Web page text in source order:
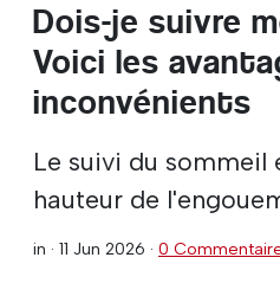
Dois-je suivre
Voici les
inconvénients
Le suivi du
hauteur de
in · 11 Jun 2026 · 0